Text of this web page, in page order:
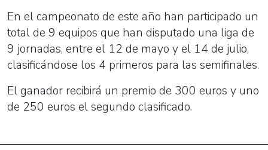
En el campeonato de este año han participado un
total de 9 equipos que han disputado una liga de
9 jornadas, entre el 12 de mayo y el 14 de julio,
clasificándose los 4 primeros para las semifinales.
El ganador recibirá un premio de 300 euros y uno
de 250 euros el segundo clasificado.